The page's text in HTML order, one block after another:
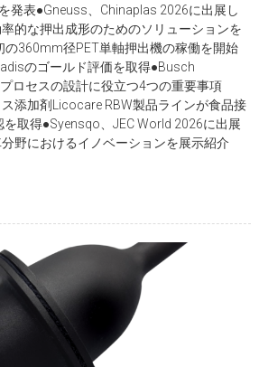
発表●Gneuss、Chinaplas 2026に出展し
的な押出成形のためのソリューションを
の360mm径PET単軸押出機の稼働を開始
のゴールド評価を取得●Busch
ロセスの設計に役立つ4つの重要事項
添加剤Licocare RBW製品ラインが食品接
取得●Syensqo、JEC World 2026に出展
野におけるイノベーションを展示紹介